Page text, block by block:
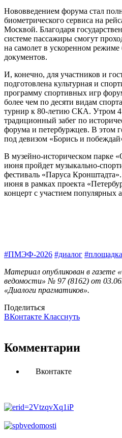
Нововведением форума стал
биометрического сервиса на
Москвой. Благодаря
системе пассажиры смогут
на самолет в ускоренном режиме
документов.
И, конечно, для участников и
подготовлена культурная и
программу спортивных игр
более чем по десяти видам
турнир к 80‑летию СКА. Утром 4
традиционный забег по
форума и петербуржцев. В этом
под девизом «Борись и
В музейно-историческом парке
июня пройдет музыкально-
фестиваль «Паруса
июня в рамках проекта
концерт с участием популярных
#ПМЭФ-2026 #диалог #площадка
Материал опубликован в газете
ведомости» № 97 (8162) от
«Диалоги прагматиков».
Поделиться
ВКонтакте Класснуть
Комментарии
Вконтакте